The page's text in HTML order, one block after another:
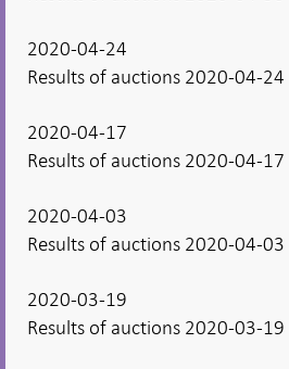
2020-04-24
Results of auctions 2020-04-24
2020-04-17
Results of auctions 2020-04-17
2020-04-03
Results of auctions 2020-04-03
2020-03-19
Results of auctions 2020-03-19